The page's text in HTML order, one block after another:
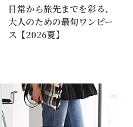
日常から旅先までを彩る、
大人のための最旬ワンピー
ス【2026夏】